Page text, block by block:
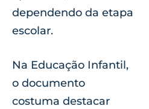
dependendo da etapa
escolar.
Na Educação Infantil,
o documento
costuma destacar